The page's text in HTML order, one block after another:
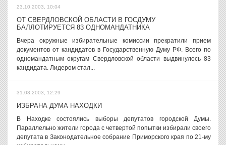
23.10.2003, 10:04
ОТ СВЕРДЛОВСКОЙ ОБЛАСТИ В ГОСДУМУ
БАЛЛОТИРУЕТСЯ 83 ОДНОМАНДАТНИКА
Вчера окружные избирательные комиссии прекратили прием
документов от кандидатов в Государственную Думу РФ. Всего по
одномандатным округам Свердловской области выдвинулось 83
кандидата. Лидером стал...
31.03.2003, 12:29
ИЗБРАНА ДУМА НАХОДКИ
В Находке состоялись выборы депутатов городской Думы.
Параллельно жители города с четвертой попытки избирали своего
депутата в Законодательное собрание Приморского края по 21-му